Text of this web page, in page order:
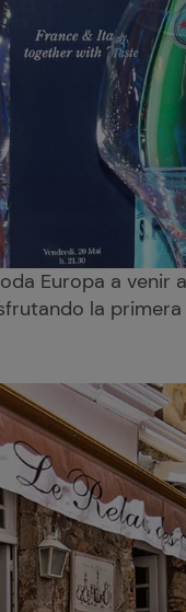
Europa a venir
la primera